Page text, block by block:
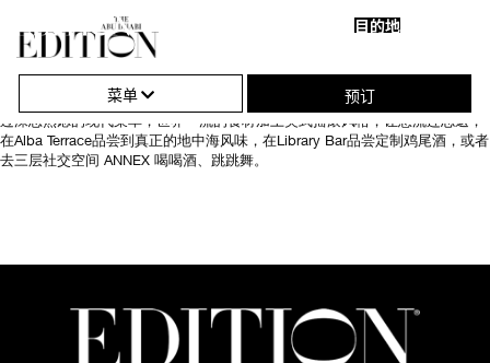
击
打
开
目的地
闭
导
航
菜单 预订
在阿布扎比 EDITION 酒店令人惊叹的场所享受令人难以置信的餐饮和夜生活体
验。在开放式厨房环境中享用当地食材和特别采购的产品，前往Market吃早
餐，体验富有想象力、无浪费的健康生活方式。在Oak Room品尝典型的、经
过深思熟虑的现代菜单，世界一流的食材加上英式摇滚风格，让您流连忘返；
在Alba Terrace品尝到真正的地中海风味，在Library Bar品尝定制鸡尾酒，或者
去三层社交空间 ANNEX 喝喝酒、跳跳舞。